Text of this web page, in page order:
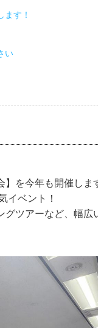
す！
い
を今年も開催しま
イベント！
ツアーなど、幅広